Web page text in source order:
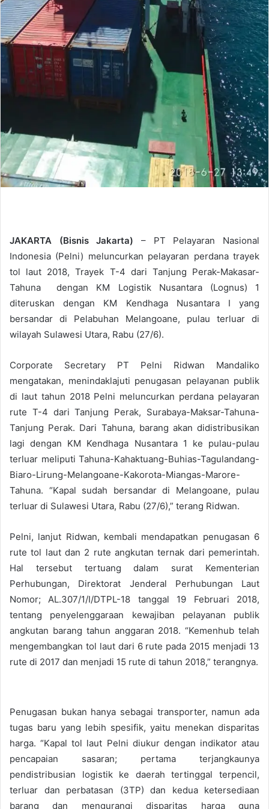
JAKARTA (Bisnis Jakarta) – PT Pelayaran Nasional
Indonesia (Pelni) meluncurkan pelayaran perdana trayek
tol laut 2018, Trayek T-4 dari Tanjung Perak-Makasar-
Tahuna dengan KM Logistik Nusantara (Lognus) 1
diteruskan dengan KM Kendhaga Nusantara I yang
bersandar di Pelabuhan Melangoane, pulau terluar di
wilayah Sulawesi Utara, Rabu (27/6).
Corporate Secretary PT Pelni Ridwan Mandaliko
mengatakan, menindaklajuti penugasan pelayanan publik
di laut tahun 2018 Pelni meluncurkan perdana pelayaran
rute T-4 dari Tanjung Perak, Surabaya-Maksar-Tahuna-
Tanjung Perak. Dari Tahuna, barang akan didistribusikan
lagi dengan KM Kendhaga Nusantara 1 ke pulau-pulau
terluar meliputi Tahuna-Kahaktuang-Buhias-Tagulandang-
Biaro-Lirung-Melangoane-Kakorota-Miangas-Marore-
Tahuna. “Kapal sudah bersandar di Melangoane, pulau
terluar di Sulawesi Utara, Rabu (27/6),” terang Ridwan.
Pelni, lanjut Ridwan, kembali mendapatkan penugasan 6
rute tol laut dan 2 rute angkutan ternak dari pemerintah.
Hal tersebut tertuang dalam surat Kementerian
Perhubungan, Direktorat Jenderal Perhubungan Laut
Nomor; AL.307/1/I/DTPL-18 tanggal 19 Februari 2018,
tentang penyelenggaraan kewajiban pelayanan publik
angkutan barang tahun anggaran 2018. “Kemenhub telah
mengembangkan tol laut dari 6 rute pada 2015 menjadi 13
rute di 2017 dan menjadi 15 rute di tahun 2018,” terangnya.
Penugasan bukan hanya sebagai transporter, namun ada
tugas baru yang lebih spesifik, yaitu menekan disparitas
harga. “Kapal tol laut Pelni diukur dengan indikator atau
pencapaian sasaran; pertama terjangkaunya
pendistribusian logistik ke daerah tertinggal terpencil,
terluar dan perbatasan (3TP) dan kedua ketersediaan
barang dan mengurangi disparitas harga guna